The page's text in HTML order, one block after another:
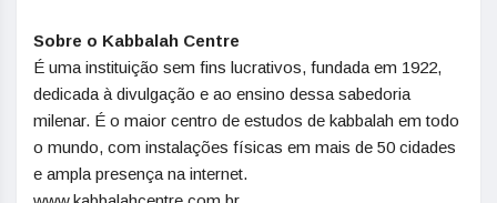
Sobre o Kabbalah Centre
É uma instituição sem fins lucrativos, fundada em 1922,
dedicada à divulgação e ao ensino dessa sabedoria
milenar. É o maior centro de estudos de kabbalah em todo
o mundo, com instalações físicas em mais de 50 cidades
e ampla presença na internet.